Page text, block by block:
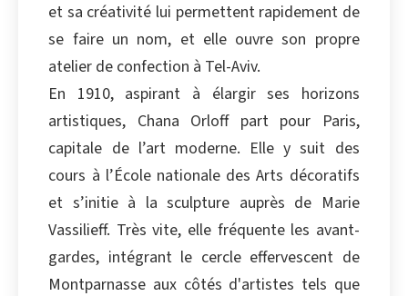
et sa créativité lui permettent rapidement de
se faire un nom, et elle ouvre son propre
atelier de confection à Tel-Aviv.
En 1910, aspirant à élargir ses horizons
artistiques, Chana Orloff part pour Paris,
capitale de l’art moderne. Elle y suit des
cours à l’École nationale des Arts décoratifs
et s’initie à la sculpture auprès de Marie
Vassilieff. Très vite, elle fréquente les avant-
gardes, intégrant le cercle effervescent de
Montparnasse aux côtés d'artistes tels que